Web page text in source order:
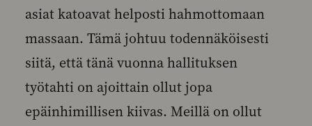
asiat katoavat helposti hahmottomaan
massaan. Tämä johtuu todennäköisesti
siitä, että tänä vuonna hallituksen
työtahti on ajoittain ollut jopa
epäinhimillisen kiivas. Meillä on ollut